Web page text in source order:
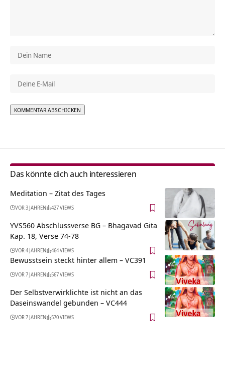
Das könnte dich auch interessieren
Meditation – Zitat des Tages
VOR 3 JAHREN 427 VIEWS
YVS560 Abschlussverse BG – Bhagavad Gita
Kap. 18, Verse 74-78
VOR 4 JAHREN 464 VIEWS
Bewusstsein steckt hinter allem – VC391
VOR 7 JAHREN 567 VIEWS
Der Selbstverwirklichte ist nicht an das
Daseinswandel gebunden – VC444
VOR 7 JAHREN 570 VIEWS